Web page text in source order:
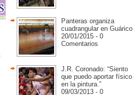
Panteras organiza
cuadrangular en Guárico
20/01/2015 - 0
Comentarios
J.R. Coronado: “Siento
que puedo aportar físico
en la pintura.”
09/03/2013 - 0